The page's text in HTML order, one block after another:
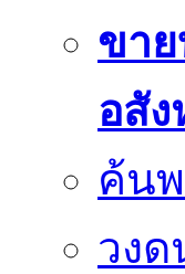
ขา
อสั
ค้น
วง